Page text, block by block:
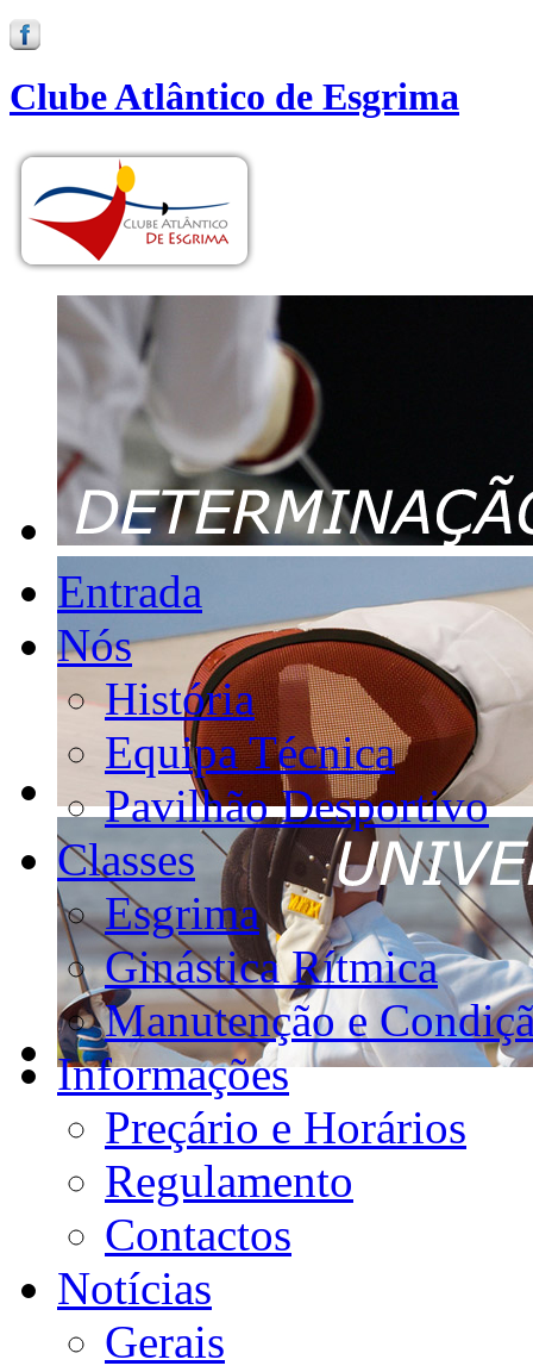
Clube Atlântico de Esgrima
Entrada
Nós
História
Equipa Técnica
Pavilhão Desportivo
Classes
Esgrima
Ginástica Rítmica
Manutenção e
Informações
Preçário e Horários
Regulamento
Contactos
Notícias
Gerais